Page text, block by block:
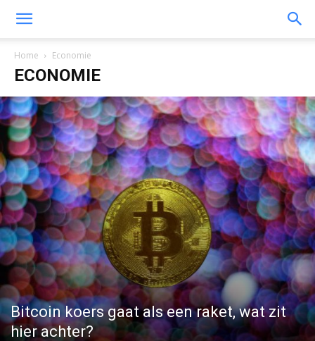
Home Economie
ECONOMIE
Bitcoin koers gaat als een raket, wat zit
hier achter?